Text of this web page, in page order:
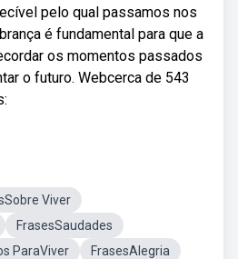
pelo qual passamos nos
é fundamental para que a
os momentos passados
o futuro. Webcerca de 543
Viver
FrasesSaudades
ParaViver
FrasesAlegria